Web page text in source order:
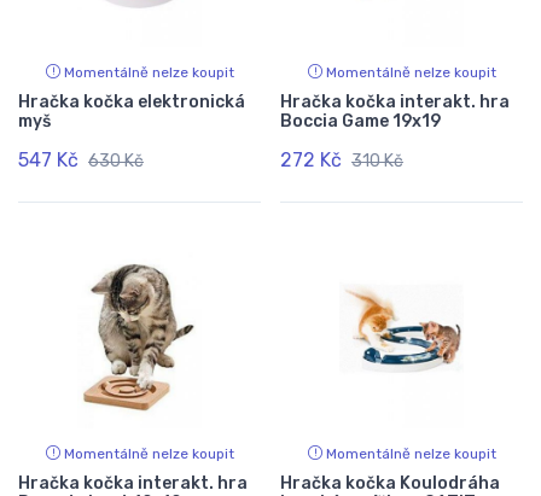
Momentálně nelze koupit
Hračka kočka elektronická
myš
547 Kč 630 Kč
Momentálně nelze koupit
Hračka kočka interakt. hra
Boccia Game 19x19
272 Kč 310 Kč
Momentálně nelze koupit
Hračka kočka interakt. hra
Momentálně nelze koupit
Hračka kočka Koulodráha